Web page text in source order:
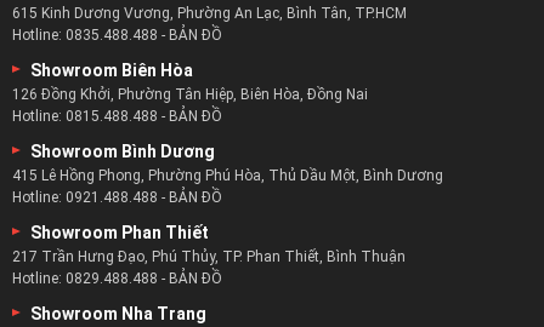
615 Kinh Dương Vương, Phường An Lạc, Bình Tân, TP.HCM
Hotline: 0835.488.488 - BẢN ĐỒ
Showroom Biên Hòa
126 Đồng Khởi, Phường Tân Hiệp, Biên Hòa, Đồng Nai
Hotline: 0815.488.488 - BẢN ĐỒ
Showroom Bình Dương
415 Lê Hồng Phong, Phường Phú Hòa, Thủ Dầu Một, Bình Dương
Hotline: 0921.488.488 - BẢN ĐỒ
Showroom Phan Thiết
217 Trần Hưng Đạo, Phú Thủy, TP. Phan Thiết, Bình Thuận
Hotline: 0829.488.488 - BẢN ĐỒ
Showroom Nha Trang